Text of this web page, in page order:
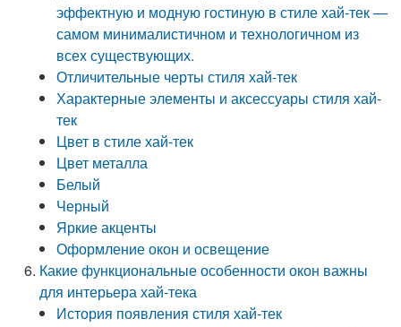
эффектную и модную гостиную в стиле хай-тек —
самом минималистичном и технологичном из
всех существующих.
Отличительные черты стиля хай-тек
Характерные элементы и аксессуары стиля хай-
тек
Цвет в стиле хай-тек
Цвет металла
Белый
Черный
Яркие акценты
Оформление окон и освещение
Какие функциональные особенности окон важны
для интерьера хай-тека
История появления стиля хай-тек